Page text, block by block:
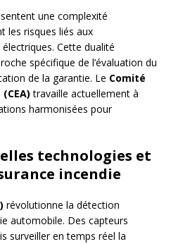
une complexité
les risques liés aux
Cette dualité
spécifique de l’évaluation du
de la garantie. Le Comité
travaille actuellement à
harmonisées pour
technologies et
incendie
révolutionne la détection
automobile. Des capteurs
surveiller en temps réel la